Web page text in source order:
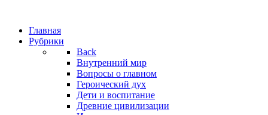
Главная
Рубрики
Back
Внутренний мир
Вопросы о главном
Героический дух
Дети и воспитание
Древние цивилизации